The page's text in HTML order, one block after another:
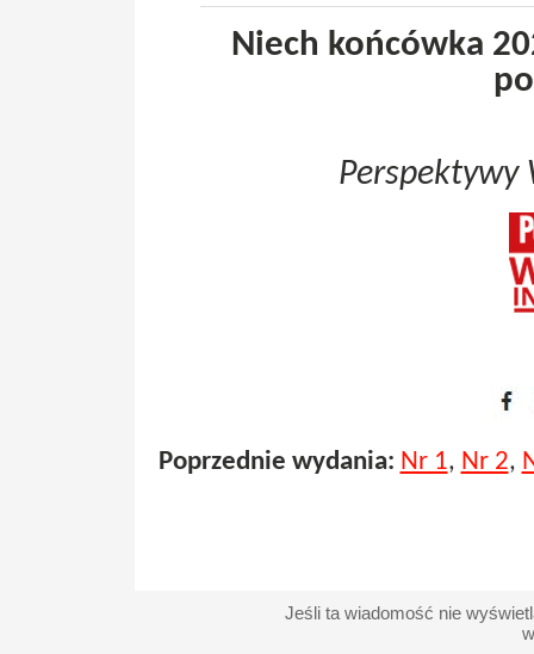
Niech końcówka
Perspektywy
Poprzednie wydania: Nr 1, Nr 2,
Jeśli ta wiadomość nie